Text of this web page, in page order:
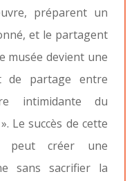
préparent un
et le partagent
musée devient une
de partage entre
intimidante du
Le succès de cette
peut créer une
sans sacrifier la